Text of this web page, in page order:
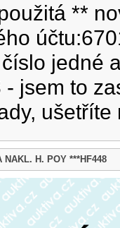
**
jedné
jsem to
ušetříte
NAKL. H. POY ***HF448